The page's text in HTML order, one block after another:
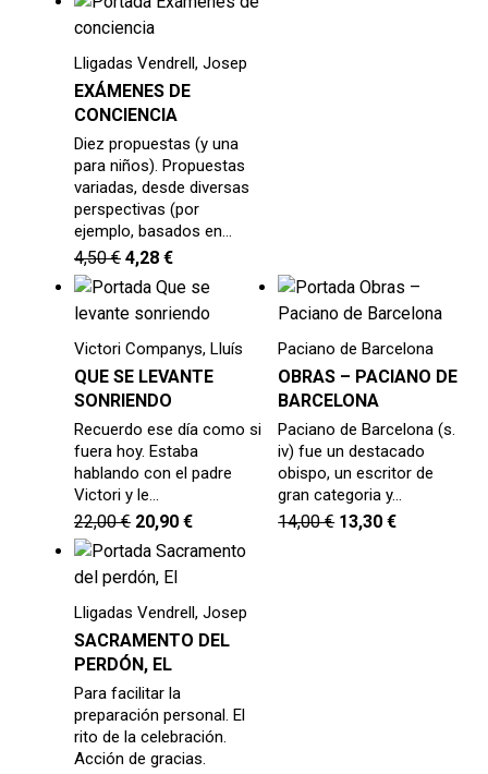
MI CUENTA
BUSCAR
CAT
ESP
Lligadas Vendrell, Josep
EXÁMENES DE
CONCIENCIA
Diez propuestas (y una
para niños). Propuestas
variadas, desde diversas
perspectivas (por
ejemplo, basados en…
4,50€ 4,28 €
Victori Companys, Lluís
QUE SE LEVANTE
SONRIENDO
Recuerdo ese día como si
fuera hoy. Estaba
hablando con el padre
Victori y le…
22,00€ 20,90 €
Paciano de Barcelona
OBRAS – PACIANO DE
BARCELONA
Paciano de Barcelona (s.
iv) fue un destacado
obispo, un escritor de
gran categoria y…
14,00€ 13,30€
Lligadas Vendrell, Josep
SACRAMENTO DEL
PERDÓN, EL
Para facilitar la
preparación personal. El
rito de la celebración.
Acción de gracias.